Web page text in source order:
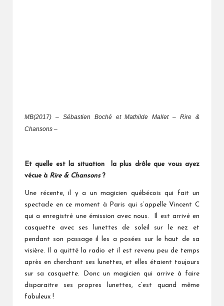
MB(2017) – Sébastien Boché et Mathilde Mallet – Rire &
Chansons –
Et quelle est la situation la plus drôle que vous ayez
vécue à Rire & Chansons?
Une récente, il y a un magicien québécois qui fait un
spectacle en ce moment à Paris qui s’appelle Vincent C
qui a enregistré une émission avec nous. Il est arrivé en
casquette avec ses lunettes de soleil sur le nez et
pendant son passage il les a posées sur le haut de sa
visière. Il a quitté la radio et il est revenu peu de temps
après en cherchant ses lunettes, et elles étaient toujours
sur sa casquette. Donc un magicien qui arrive à faire
disparaitre ses propres lunettes, c’est quand même
fabuleux !